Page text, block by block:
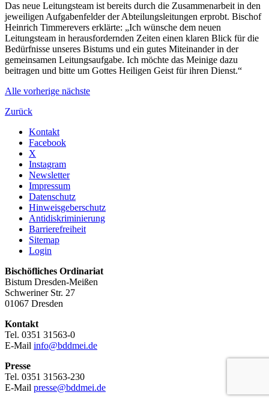
Das neue Leitungsteam ist bereits durch die Zusammenarbeit in den
jeweiligen Aufgabenfelder der Abteilungsleitungen erprobt. Bischof
Heinrich Timmerevers erklärte: „Ich wünsche dem neuen
Leitungsteam in herausfordernden Zeiten einen klaren Blick für die
Bedürfnisse unseres Bistums und ein gutes Miteinander in der
gemeinsamen Leitungsaufgabe. Ich möchte das Meinige dazu
beitragen und bitte um Gottes Heiligen Geist für ihren Dienst.“
Alle vorherige nächste
Zurück
Kontakt
Facebook
X
Instagram
Newsletter
Impressum
Datenschutz
Hinweisgeberschutz
Antidiskriminierung
Barrierefreiheit
Sitemap
Login
Bischöfliches Ordinariat
Bistum Dresden-Meißen
Schweriner Str. 27
01067 Dresden
Kontakt
Tel. 0351 31563-0
E-Mail info@bddmei.de
Presse
Tel. 0351 31563-230
E-Mail presse@bddmei.de